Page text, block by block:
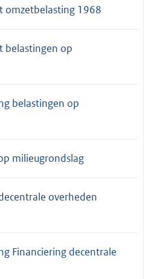
omzetbelasting 1968
belastingen op
belastingen op
milieugrondslag
overheden
Financiering decentrale